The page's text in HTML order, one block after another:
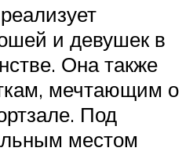
и девушек в
Она также
мечтающим о
Под
местом